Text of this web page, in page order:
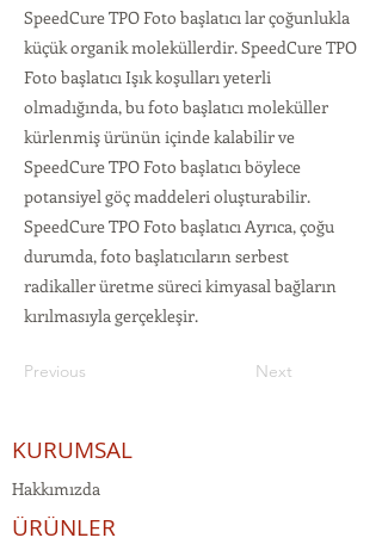
SpeedCure TPO Foto başlatıcı lar çoğunlukla
küçük organik moleküllerdir. SpeedCure TPO
Foto başlatıcı Işık koşulları yeterli
olmadığında, bu foto başlatıcı moleküller
kürlenmiş ürünün içinde kalabilir ve
SpeedCure TPO Foto başlatıcı böylece
potansiyel göç maddeleri oluşturabilir.
SpeedCure TPO Foto başlatıcı Ayrıca, çoğu
durumda, foto başlatıcıların serbest
radikaller üretme süreci kimyasal bağların
kırılmasıyla gerçekleşir.
Previous Next
KURUMSAL
Hakkımızda
ÜRÜNLER